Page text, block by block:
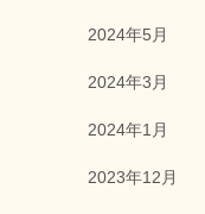
2024年5月
2024年3月
2024年1月
2023年12月